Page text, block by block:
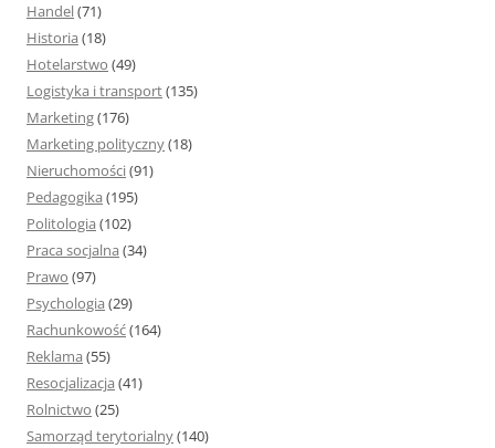
Handel(71)
Historia (18)
Hotelarstwo (49)
Logistyka i transport(135)
Marketing(176)
Marketing polityczny(18)
Nieruchomości(91)
Pedagogika (195)
Politologia (102)
Praca socjalna (34)
Prawo (97)
Psychologia (29)
Rachunkowość(164)
Reklama (55)
Resocjalizacja (41)
Rolnictwo (25)
Samorząd terytorialny(140)